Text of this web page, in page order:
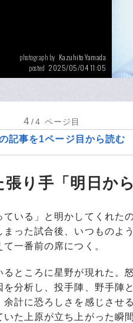
photograph by Kazuhito Yamada
posted 2025/05/04 11:05
4 /4 ページ目
記事を1ページ目から読む
り手「明日か
いる」と明かしてくれた
った試合後、いつものよ
一番前の席につく。
ところに星野が現れた。
分析し、投手陣、野手陣
計に恐ろしさを感じさせ
た上原が立ち上がった瞬